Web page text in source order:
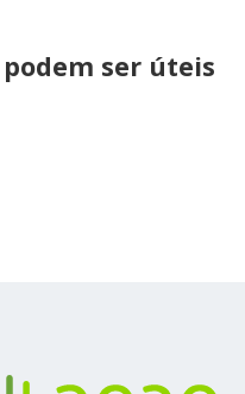
ser úteis